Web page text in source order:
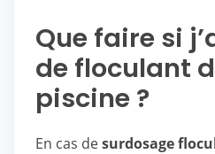
Que faire si
de floculant
piscine ?
En cas desurdosage